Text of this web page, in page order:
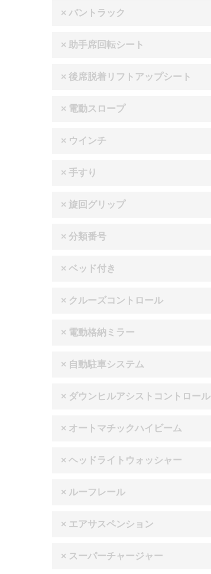
× バントラック
× 助手席回転シート
× 後席脱着リフトアップシート
× 電動スロープ
× ウインチ
× 手すり
× 旋回グリップ
× 分類番号
× ベッド付き
× クルーズコントロール
× 電動格納ミラー
× 自動駐車システム
× ダウンヒルアシストコントロール
× オートマチックハイビーム
× ヘッドライトウォッシャー
× ルーフレール
× エアサスペンション
× スーパーチャージャー